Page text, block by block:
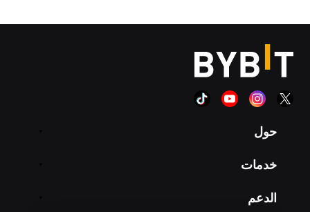
حول
خدمات
الدعم